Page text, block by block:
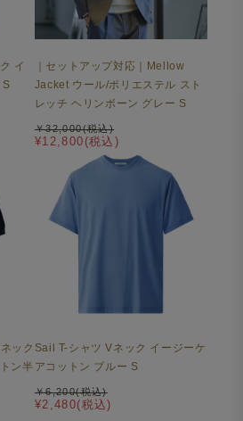
ウターと合わせることに
イン
の首元は、後ろ襟にかけてリブが
た変形モックネック仕様。首まわ
を持たせることで、Tシャツでも
象を作り出します。 一枚で着て
んジャケットとの相性も抜群。ア
イ
S
｜セットアップ対応｜Mellow
Jacket ウール/ポリエステル スト
レッチ ヘリンボーン グレー S
¥12,800(税込)
￥32,000(税込)
ック
ン半
Sail T-シャツ Vネック イージーケ
アコットン ブルー S
¥2,480(税込)
￥6,200(税込)